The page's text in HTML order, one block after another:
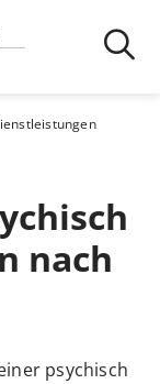
nach
psychisch